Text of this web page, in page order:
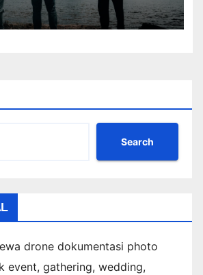
Search
drone dokumentasi photo
event, gathering, wedding,